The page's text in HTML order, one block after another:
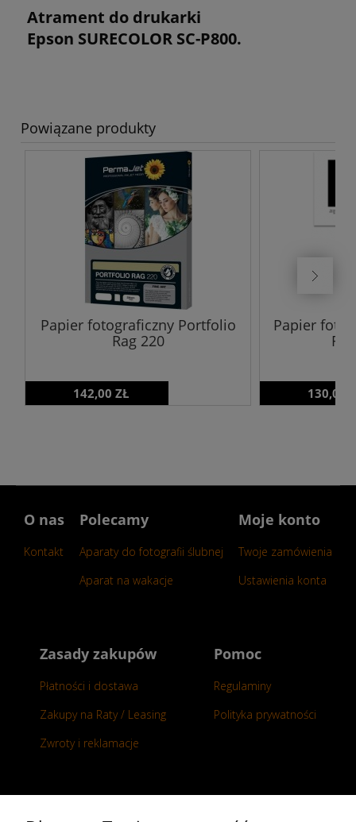
Atrament do drukarki
Epson SURECOLOR SC-P800.
Powiązane produkty
Papier fotograficzny Portfolio
Rag 220
142,00 ZŁ
Papier
FB
130,00
O nas
Kontakt
Polecamy
Aparaty do fotografii ślubnej
Aparat na wakacje
Moje konto
Twoje zamówienia
Ustawienia konta
Zasady zakupów
Płatności i dostawa
Zakupy na Raty / Leasing
Zwroty i reklamacje
Pomoc
Regulaminy
Polityka prywatności